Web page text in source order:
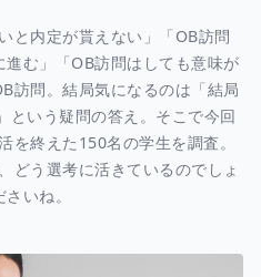
と内定が貰えない」「OB訪問
む」「OB訪問はしても意味が
訪問。結局気になるのは「結局
いう疑問の答え。そこで今回
を終えた150名の学生を調査。
どう選考に活きているのでしょ
いね。